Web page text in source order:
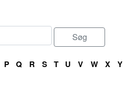
P Q R S T U V W X Y